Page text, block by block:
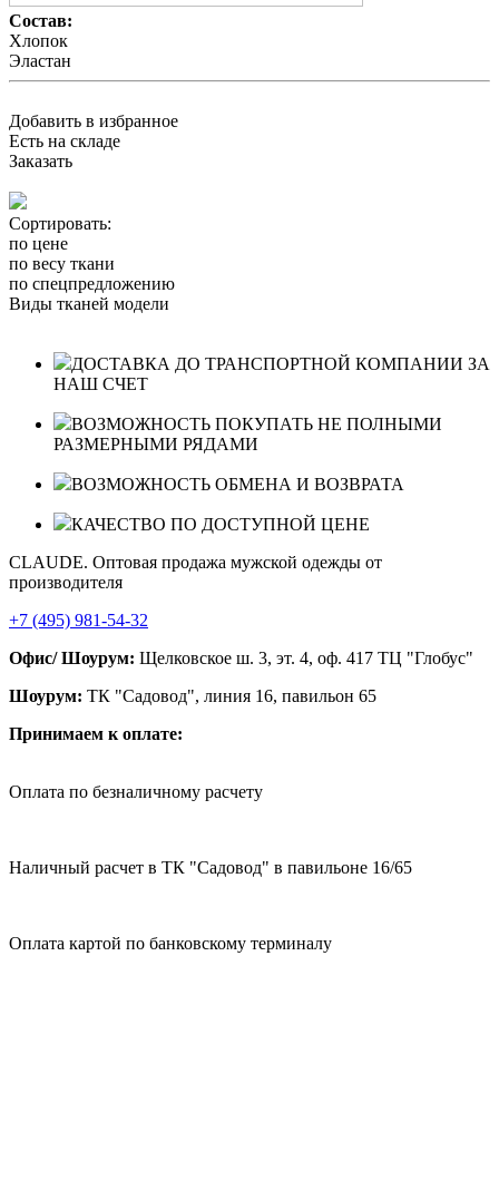
Состав:
Хлопок
Эластан
Добавить в избранное
Есть на складе
Заказать
Сортировать:
по цене
по весу ткани
по спецпредложению
Виды тканей модели
ДОСТАВКА ДО ТРАНСПОРТНОЙ КОМПАНИИ ЗА
НАШ СЧЕТ
ВОЗМОЖНОСТЬ ПОКУПАТЬ НЕ ПОЛНЫМИ
РАЗМЕРНЫМИ РЯДАМИ
ВОЗМОЖНОСТЬ ОБМЕНА И ВОЗВРАТА
КАЧЕСТВО ПО ДОСТУПНОЙ ЦЕНЕ
CLAUDE. Оптовая продажа мужской одежды от
производителя
+7 (495) 981-54-32
Офис/ Шоурум: Щелковское ш. 3, эт. 4, оф. 417 ТЦ "Глобус"
Шоурум: ТК "Садовод", линия 16, павильон 65
Принимаем к оплате:
Оплата по безналичному расчету
Наличный расчет в ТК "Садовод" в павильоне 16/65
Оплата картой по банковскому терминалу